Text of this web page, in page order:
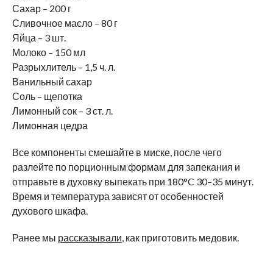
Сахар – 200 г
Сливочное масло – 80 г
Яйца – 3 шт.
Молоко – 150 мл
Разрыхлитель – 1,5 ч. л.
Ванильный сахар
Соль – щепотка
Лимонный сок – 3 ст. л.
Лимонная цедра
Все компоненты смешайте в миске, после чего
разлейте по порционным формам для запекания и
отправьте в духовку выпекать при 180°C 30–35 минут.
Время и температура зависят от особенностей
духового шкафа.
Ранее мы рассказывали , как приготовить медовик.